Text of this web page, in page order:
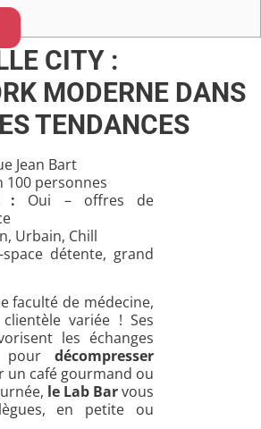
CITY :
MODERNE DANS
TENDANCES
Jean Bart
100 personnes
: Oui – offres de
Urbain, Chill
space détente, grand
faculté de médecine,
variée ! Ses
les échanges
pour décompresser
un café gourmand ou
le Lab Barvous
en petite ou